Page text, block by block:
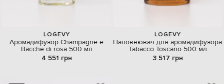
LOGEVY
Аромадифузор Champagne e
Bacche di rosa 500 мл
4 551 грн
LOGEVY
Наповнювач для аромадифузора
Tabacco Toscano 500 мл
3 517 грн